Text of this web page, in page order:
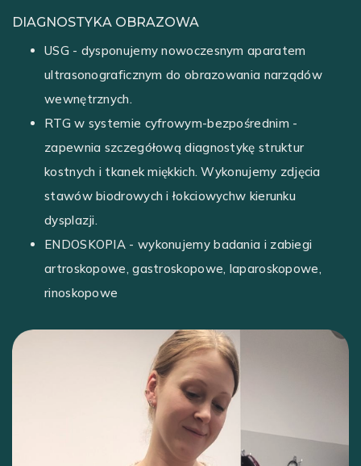
DIAGNOSTYKA OBRAZOWA
USG - dysponujemy nowoczesnym aparatem
ultrasonograficznym do obrazowania narządów
wewnętrznych.
RTG w systemie cyfrowym-bezpośrednim -
zapewnia szczegółową diagnostykę struktur
kostnych i tkanek miękkich. Wykonujemy zdjęcia
stawów biodrowych i łokciowychw kierunku
dysplazji.
ENDOSKOPIA - wykonujemy badania i zabiegi
artroskopowe, gastroskopowe, laparoskopowe,
rinoskopowe